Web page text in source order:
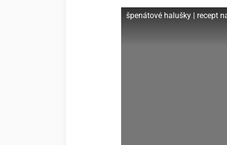
špenátové halušky | recept